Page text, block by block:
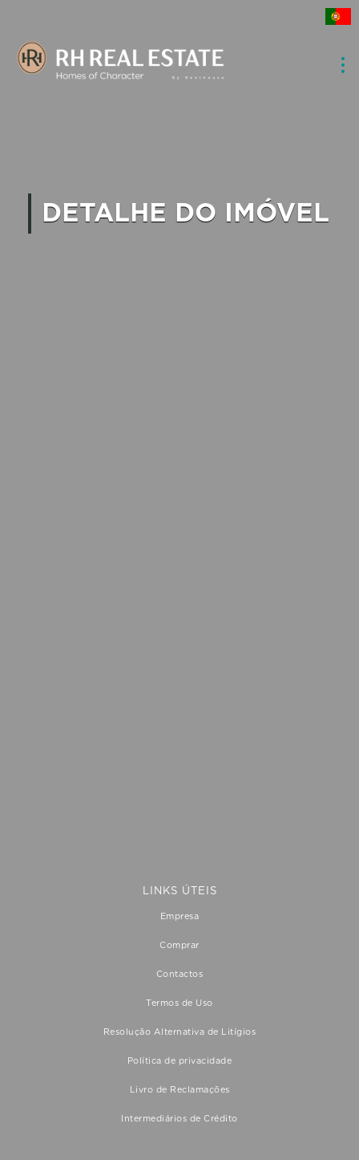
DETALHE DO IMÓVEL
LINKS ÚTEIS
Empresa
Comprar
Contactos
Termos de Uso
Resolução Alternativa de Litígios
Política de privacidade
Livro de Reclamações
Intermediários de Crédito